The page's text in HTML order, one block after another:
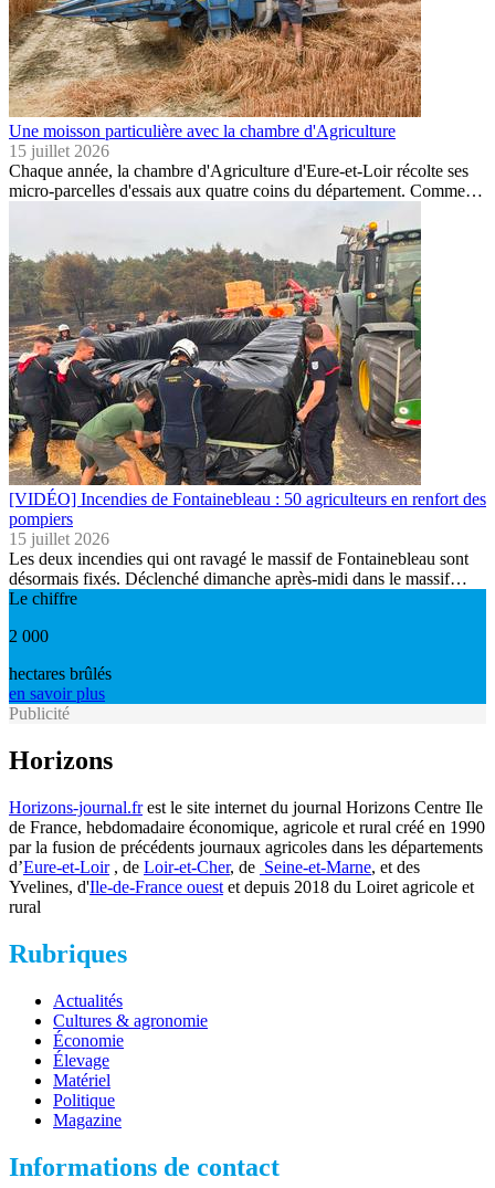
Une moisson particulière avec la chambre d'Agriculture
15 juillet 2026
Chaque année, la chambre d'Agriculture d'Eure-et-Loir récolte ses
micro-parcelles d'essais aux quatre coins du département. Comme…
[VIDÉO] Incendies de Fontainebleau : 50 agriculteurs en renfort des
pompiers
15 juillet 2026
Les deux incendies qui ont ravagé le massif de Fontainebleau sont
désormais fixés. Déclenché dimanche après-midi dans le massif…
Le chiffre
2 000
hectares brûlés
en savoir plus
Publicité
Horizons
Horizons-journal.frest le site internet du journal Horizons Centre Ile
de France, hebdomadaire économique, agricole et rural créé en 1990
par la fusion de précédents journaux agricoles dans les départements
d’Eure-et-Loir, de Loir-et-Cher, de Seine-et-Marne, et des
Yvelines, d'Ile-de-France ouest et depuis 2018 du Loiret agricole et
rural
Rubriques
Actualités
Cultures & agronomie
Économie
Élevage
Matériel
Politique
Magazine
Informations de contact